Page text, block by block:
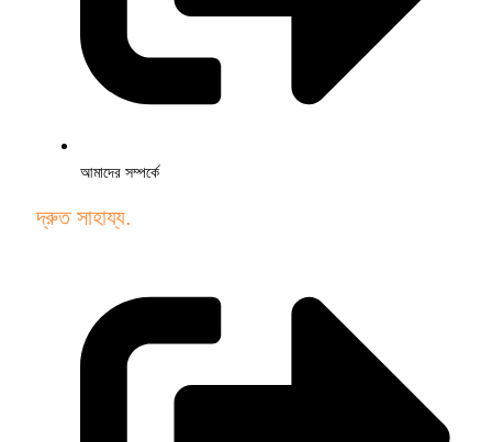
আমাদের সম্পর্কে
দ্রুত সাহায্য.